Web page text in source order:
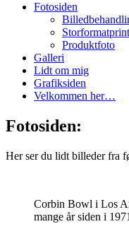
Fotosiden
Storformatprint
Produktfoto
Galleri
Lidt om mig
Grafiksiden
Velkommen her…
Fotosiden:
Her ser du lidt billeder fra
Corbin Bowl i Los
mange år siden i